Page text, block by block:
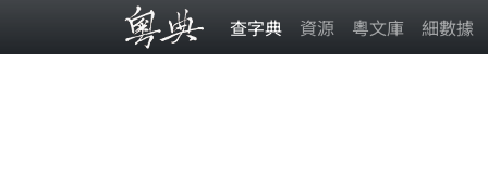
查字典 資源 粵文庫 細數據